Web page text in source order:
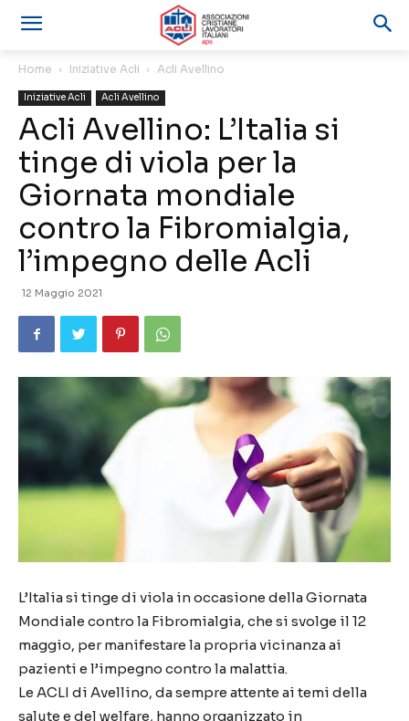
Home Iniziative Acli Acli Avellino
Iniziative Acli Acli Avellino
Acli Avellino: L’Italia si
tinge di viola per la
Giornata mondiale
contro la Fibromialgia,
l’impegno delle Acli
12 Maggio 2021
L’Italia si tinge di viola in occasione della Giornata
Mondiale contro la Fibromialgia, che si svolge il 12
maggio, per manifestare la propria vicinanza ai
pazienti e l’impegno contro la malattia.
Le ACLI di Avellino, da sempre attente ai temi della
salute e del welfare, hanno organizzato in